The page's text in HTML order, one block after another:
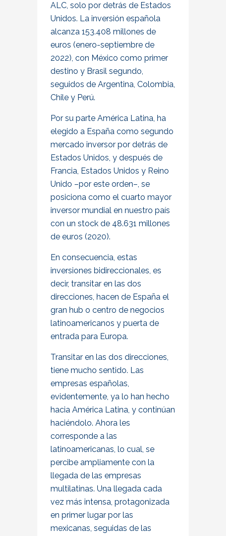
ALC, solo por detrás de Estados
Unidos. La inversión española
alcanza 153.408 millones de
euros (enero-septiembre de
2022), con México como primer
destino y Brasil segundo,
seguidos de Argentina, Colombia,
Chile y Perú.
Por su parte América Latina, ha
elegido a España como segundo
mercado inversor por detrás de
Estados Unidos, y después de
Francia, Estados Unidos y Reino
Unido –por este orden–, se
posiciona como el cuarto mayor
inversor mundial en nuestro país
con un stock de 48.631 millones
de euros (2020).
En consecuencia, estas
inversiones bidireccionales, es
decir, transitar en las dos
direcciones, hacen de España el
gran hub o centro de negocios
latinoamericanos y puerta de
entrada para Europa.
Transitar en las dos direcciones,
tiene mucho sentido. Las
empresas españolas,
evidentemente, ya lo han hecho
hacia América Latina, y continúan
haciéndolo. Ahora les
corresponde a las
latinoamericanas, lo cual, se
percibe ampliamente con la
llegada de las empresas
multilatinas. Una llegada cada
vez más intensa, protagonizada
en primer lugar por las
mexicanas, seguidas de las